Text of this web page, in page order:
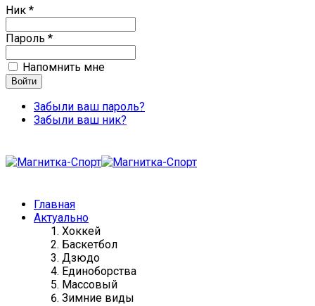
Ник *
Пароль *
Напомнить мне
Забыли ваш пароль?
Забыли ваш ник?
Главная
Актуально
Хоккей
Баскетбол
Дзюдо
Единоборства
Массовый
Зимние виды